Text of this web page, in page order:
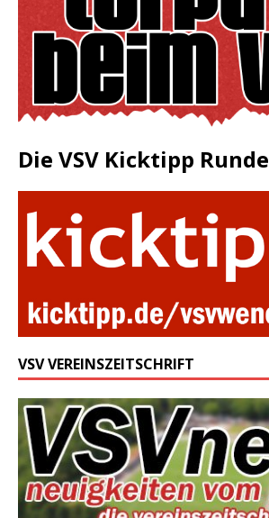
Die VSV Kicktipp Runde
VSV VEREINSZEITSCHRIFT